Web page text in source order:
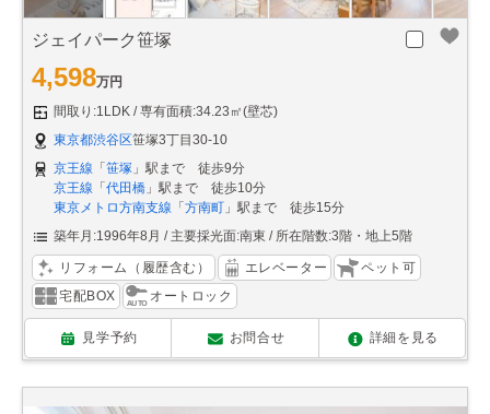
ジェイパーク笹塚
4,598万円
間取り:1LDK
専有面積:34.23㎡(壁芯)
東京都渋谷区笹塚3丁目30-10
京王線 「 笹塚 」駅まで 徒歩9分
京王線 「 代田橋 」駅まで 徒歩10分
東京メトロ方南支線 「 方南町 」駅まで 徒歩15分
築年月:1996年8月
主要採光面:南東 所在階数:3階・地上5階
リフォーム（履歴含む） エレベーター
ペット可
宅配BOX
オートロック
見学予約 お問合せ 詳細を見る